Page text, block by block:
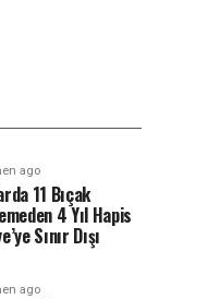
ago
11 Bıçak
4 Yıl Hapis
Sınır Dışı
ago